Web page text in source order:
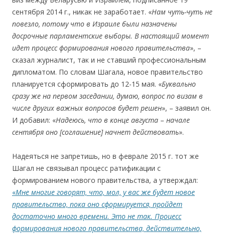
сентября 2014 г., никак не заработает. «Нам чуть-чуть не
повезло, потому что в Израиле были назначены
досрочные парламентские выборы. В настоящий момент
идет процесс формирования нового правительства», –
сказал журналист, так и не ставший профессиональным
дипломатом. По словам Шагала, новое правительство
планируется сформировать до 12-15 мая. «Буквально
сразу же на первом заседании, думаю, вопрос по визам в
числе других важных вопросов будет решен», – заявил он.
И добавил: «Надеюсь, что в конце августа – начале
сентября оно [соглашение] начнет действовать».
Надеяться не запретишь, но в феврале 2015 г. тот же
Шагал не связывал процесс ратификации с
формированием нового правительства, а утверждал:
«Мне многие говорят, что, мол, у вас же будет новое
правительство, пока оно сформируется, пройдет
достаточно много времени. Это не так. Процесс
формирования нового правительства, действительно,